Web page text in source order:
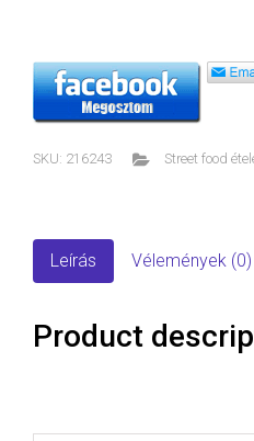
SKU: 216243 Street food
Leírás Vélemények (0)
Product